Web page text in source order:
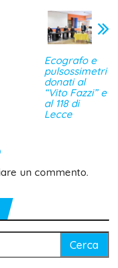
Ecografo e
pulsossimetri
donati al
“Vito Fazzi” e
al 118 di
Lecce
un commento.